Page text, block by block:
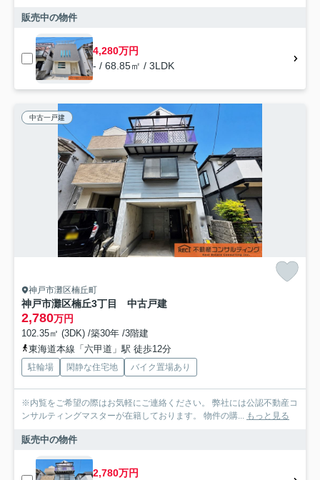
販売中の物件
4,280万円
- / 68.85㎡ / 3LDK
中古一戸建
神戸市灘区楠丘町
神戸市灘区楠丘3丁目 中古戸建
2,780万円
102.35㎡ (3DK) /築30年 /3階建
東海道本線「六甲道」駅 徒歩12分
駐輪場 閑静な住宅地 バイク置場あり
※内覧をご希望の際はお気軽にご連絡ください。 弊社には公認不動産コ
ンサルティングマスターが在籍しております。 物件の購... もっと見る
販売中の物件
2,780万円